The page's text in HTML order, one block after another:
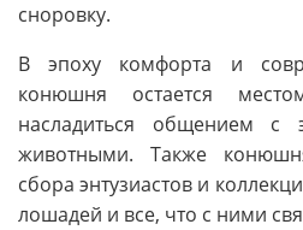
сноровку.
В эпоху комфорта и
конюшня остается
насладиться общением с
животными. Также
сбора энтузиастов и
лошадей и все, что с ними